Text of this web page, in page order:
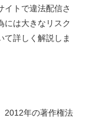
イトで違法配信さ
には大きなリスク
て詳しく解説しま
2012年の著作権法